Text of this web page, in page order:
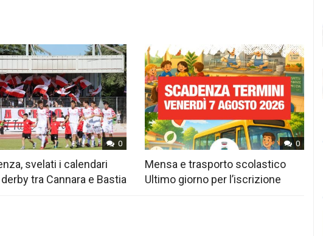
0
svelati i calendari
tra Cannara e Bastia
0
Mensa e trasporto scolastico
Ultimo giorno per l’iscrizione